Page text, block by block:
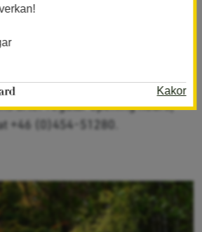
after regular opening hours,
+46 (0)454-51280.
Kakor